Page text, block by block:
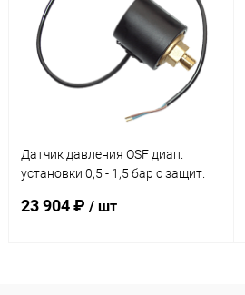
В избранное
В наличии
Датчик давления OSF диап.
установки 0,5 - 1,5 бар с защит.
(200.059.9015)
23 904 ₽ / шт